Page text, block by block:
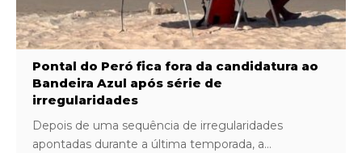
Pontal do Peró fica fora da candidatura ao
Bandeira Azul após série de
irregularidades
Depois de uma sequência de irregularidades
apontadas durante a última temporada, a…